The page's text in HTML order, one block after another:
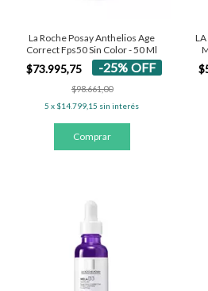
La Roche Posay Anthelios Age
Correct Fps50 Sin Color - 50 Ml
$73.995,75 -25%OFF
$98.661,00
5 x $14.799,15 sin interés